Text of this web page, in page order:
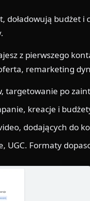
doładowują budżet
z pierwszego
remarketing
targetowanie po
kreacje i
dodających do
Formaty